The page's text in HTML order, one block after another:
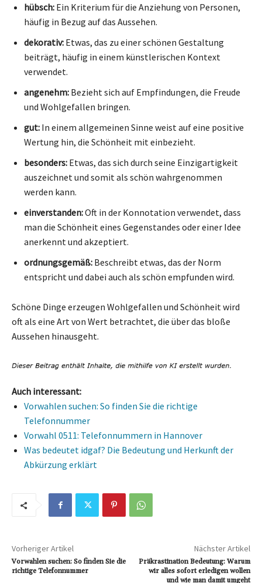
hübsch: Ein Kriterium für die Anziehung von Personen,
häufig in Bezug auf das Aussehen.
dekorativ: Etwas, das zu einer schönen Gestaltung
beiträgt, häufig in einem künstlerischen Kontext
verwendet.
angenehm: Bezieht sich auf Empfindungen, die Freude
und Wohlgefallen bringen.
gut: In einem allgemeinen Sinne weist auf eine positive
Wertung hin, die Schönheit mit einbezieht.
besonders: Etwas, das sich durch seine Einzigartigkeit
auszeichnet und somit als schön wahrgenommen
werden kann.
einverstanden:Oft in der Konnotation verwendet, dass
man die Schönheit eines Gegenstandes oder einer Idee
anerkennt und akzeptiert.
ordnungsgemäß: Beschreibt etwas, das der Norm
entspricht und dabei auch als schön empfunden wird.
Schöne Dinge erzeugen Wohlgefallen und Schönheit wird
oft als eine Art von Wert betrachtet, die über das bloße
Aussehen hinausgeht.
Auch interessant:
Vorwahlen suchen: So finden Sie die richtige
Telefonnummer
Vorwahl 0511: Telefonnummern in Hannover
Was bedeutet idgaf? Die Bedeutung und Herkunft der
Abkürzung erklärt
Vorheriger Artikel
Vorwahlen suchen: So finden Sie die
richtige Telefonnummer
Nächster Artikel
Präkrastination Bedeutung: Warum
wir alles sofort erledigen wollen
und wie man damit umgeht